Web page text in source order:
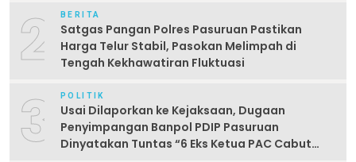
2 BERITA
Satgas Pangan Polres Pasuruan Pastikan
Harga Telur Stabil, Pasokan Melimpah di
Tengah Kekhawatiran Fluktuasi
3 POLITIK
Usai Dilaporkan ke Kejaksaan, Dugaan
Penyimpangan Banpol PDIP Pasuruan
Dinyatakan Tuntas “6 Eks Ketua PAC Cabut